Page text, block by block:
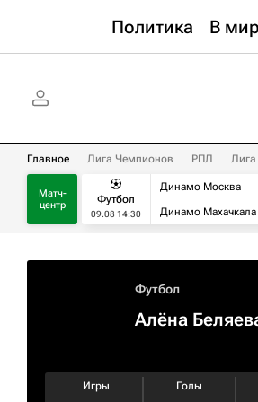
Политика В
Главное Лига Чемпионов РПЛ
Матч-
центр
Футбол
09.08 14:30
Динамо Москва
Динамо Махачкала
Футбол
Алёна
Игры Голы